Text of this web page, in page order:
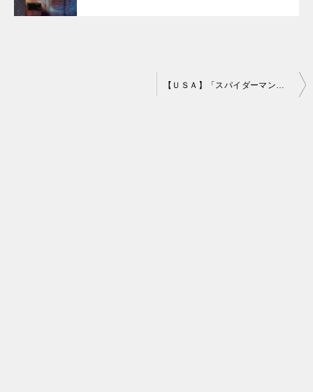
【ＵＳＡ】「スパイダーマンのクモの糸」のような道具 米警察が試験導入